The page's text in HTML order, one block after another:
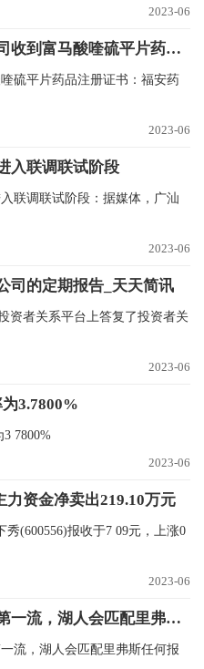
2023-06
全球资讯：福安药业：子公司收到富马酸喹硫平片药品注册证书
硫平片药品注册证书：福安药
2023-06
入联调联试阶段
联调联试阶段：据媒体，广汕
2023-06
司的定期报告_天天简讯
资者关系平台上答复了投资者关
2023-06
3.7800%
3 7800%
2023-06
力资金净卖出219.10万元
秀(600556)报收于7 09元，上涨0
2023-06
须知少时凌云志，曾许人间第一流，湖人会匹配里弗斯任何报价
流，湖人会匹配里弗斯任何报